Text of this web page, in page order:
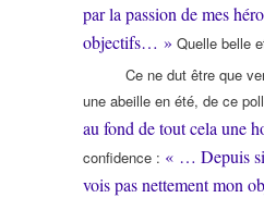
par la passion de mes
objectifs… » Quelle belle
Ce ne dut être que
une abeille en été, de ce
au fond de tout cela une
confidence : « … Depuis
vois pas nettement mon